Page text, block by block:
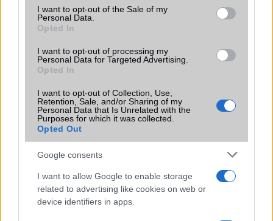
consent section.
I want to opt-out of the Sale of my
Personal Data.
Opted In
I want to opt-out of processing my
Personal Data for Targeted Advertising.
Opted In
I want to opt-out of Collection, Use,
Retention, Sale, and/or Sharing of my
Personal Data that Is Unrelated with the
Purposes for which it was collected.
Opted Out
Google consents
I want to allow Google to enable storage
related to advertising like cookies on web or
device identifiers in apps.
Samsung Galaxy S26 Ultra
Samsung Galaxy S26